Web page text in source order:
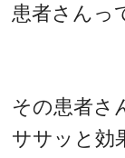
患者さんっ
その患者さ
ササッと効